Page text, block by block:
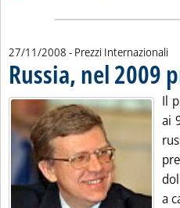
27/11/2008 - Prezzi Internazionali
Russia, nel 2009
Il
ai
a